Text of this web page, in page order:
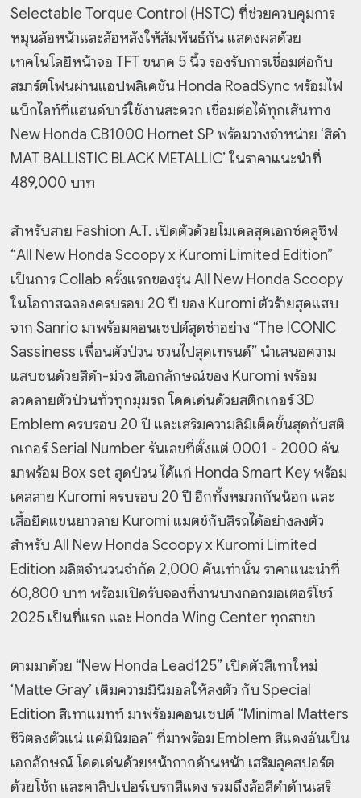
Selectable Torque Control (HSTC) ที่ช่วยควบคุมการ
หมุนล้อหน้าและล้อหลังให้สัมพันธ์กัน แสดงผลด้วย
เทคโนโลยีหน้าจอ TFT ขนาด 5 นิ้ว รองรับการเชื่อมต่อกับ
สมาร์ตโฟนผ่านแอปพลิเคชัน Honda RoadSync พร้อมไฟ
แบ็กไลท์ที่แฮนด์บาร์ใช้งานสะดวก เชื่อมต่อได้ทุกเส้นทาง
New Honda CB1000 Hornet SP พร้อมวางจำหน่าย ‘สีดำ
MAT BALLISTIC BLACK METALLIC’ ในราคาแนะนำที่
489,000 บาท
สำหรับสาย Fashion A.T. เปิดตัวด้วยโมเดลสุดเอกซ์คลูซีฟ
“All New Honda Scoopy x Kuromi Limited Edition”
เป็นการ Collab ครั้งแรกของรุ่น All New Honda Scoopy
ในโอกาสฉลองครบรอบ 20 ปี ของ Kuromi ตัวร้ายสุดแสบ
จาก Sanrio มาพร้อมคอนเซปต์สุดซ่าอย่าง “The ICONIC
Sassiness เพื่อนตัวป่วน ชวนไปสุดเทรนด์” นำเสนอความ
แสบซนด้วยสีดำ-ม่วง สีเอกลักษณ์ของ Kuromi พร้อม
ลวดลายตัวป่วนทั่วทุกมุมรถ โดดเด่นด้วยสติกเกอร์ 3D
Emblem ครบรอบ 20 ปี และเสริมความลิมิเต็ดขั้นสุดกับสติ
กเกอร์ Serial Number รันเลขที่ตั้งแต่ 0001 - 2000 คัน
มาพร้อม Box set สุดป่วน ได้แก่ Honda Smart Key พร้อม
เคสลาย Kuromi ครบรอบ 20 ปี อีกทั้งหมวกกันน็อก และ
เสื้อยืดแขนยาวลาย Kuromi แมตช์กับสีรถได้อย่างลงตัว
สำหรับ All New Honda Scoopy x Kuromi Limited
Edition ผลิตจำนวนจำกัด 2,000 คันเท่านั้น ราคาแนะนำที่
60,800 บาท พร้อมเปิดรับจองที่งานบางกอกมอเตอร์โชว์
2025 เป็นที่แรก และ Honda Wing Center ทุกสาขา
ตามมาด้วย “New Honda Lead125” เปิดตัวสีเทาใหม่
‘Matte Gray’ เติมความมินิมอลให้ลงตัว กับ Special
Edition สีเทาแมทท์ มาพร้อมคอนเซปต์ “Minimal Matters
ชีวิตลงตัวแน่ แค่มินิมอล” ที่มาพร้อม Emblem สีแดงอันเป็น
เอกลักษณ์ โดดเด่นด้วยหน้ากากด้านหน้า เสริมลุคสปอร์ต
ด้วยโช้ก และคาลิปเปอร์เบรกสีแดง รวมถึงล้อสีดำด้านเสริ